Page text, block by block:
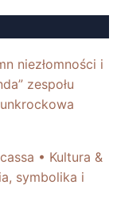
niezłomności i
zespołu
• Kultura &
symbolika i